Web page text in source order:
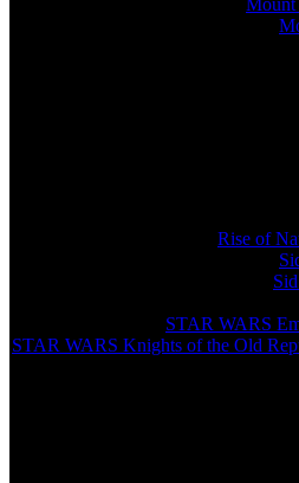
Mount
Rise of
STAR WARS
STAR WARS Knights of the Old